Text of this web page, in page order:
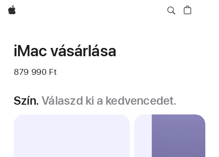
Apple
iMac vásárlása
879 990 Ft
Szín. Válaszd ki a kedvencedet.